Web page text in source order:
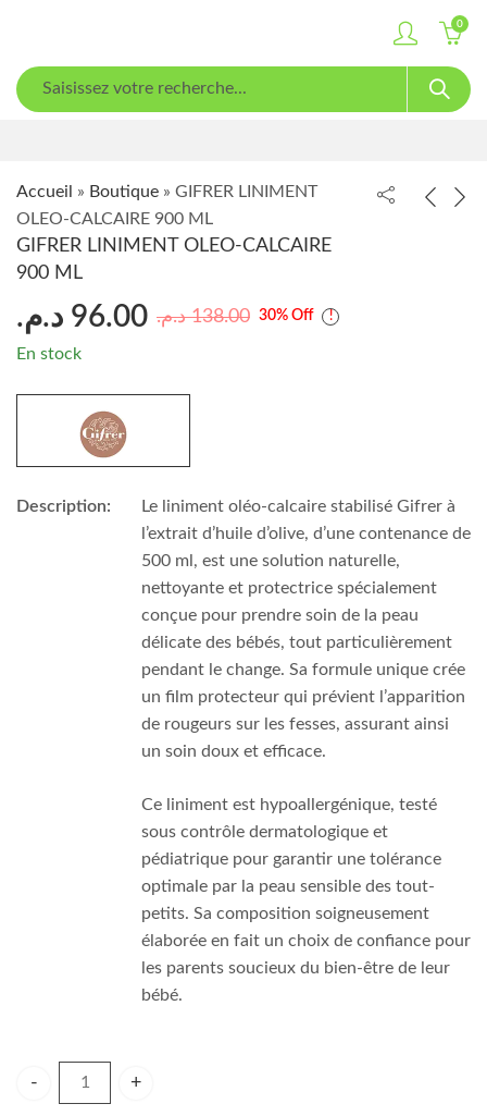
0
Accueil » Boutique » GIFRER LINIMENT
OLEO-CALCAIRE 900 ML
GIFRER LINIMENT OLEO-CALCAIRE
900 ML
138.00 د.م. 96.00 د.م. 30% Off
En stock
Description:
Le liniment oléo-calcaire stabilisé Gifrer à
l’extrait d’huile d’olive, d’une contenance de
500 ml, est une solution naturelle,
nettoyante et protectrice spécialement
conçue pour prendre soin de la peau
délicate des bébés, tout particulièrement
pendant le change. Sa formule unique crée
un film protecteur qui prévient l’apparition
de rougeurs sur les fesses, assurant ainsi
un soin doux et efficace.
Ce liniment est hypoallergénique, testé
sous contrôle dermatologique et
pédiatrique pour garantir une tolérance
optimale par la peau sensible des tout-
petits. Sa composition soigneusement
élaborée en fait un choix de confiance pour
les parents soucieux du bien-être de leur
bébé.